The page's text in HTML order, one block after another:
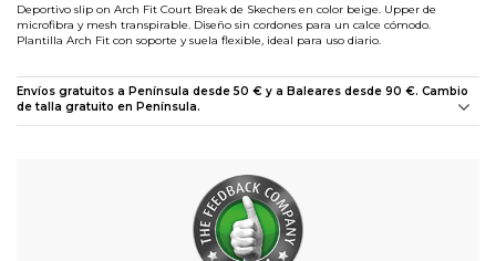
Deportivo slip on Arch Fit Court Break de Skechers en color beige. Upper de
microfibra y mesh transpirable. Diseño sin cordones para un calce cómodo.
Plantilla Arch Fit con soporte y suela flexible, ideal para uso diario.
Envíos gratuitos a Península desde 50 € y a Baleares desde 90 €. Cambio
de talla gratuito en Península.